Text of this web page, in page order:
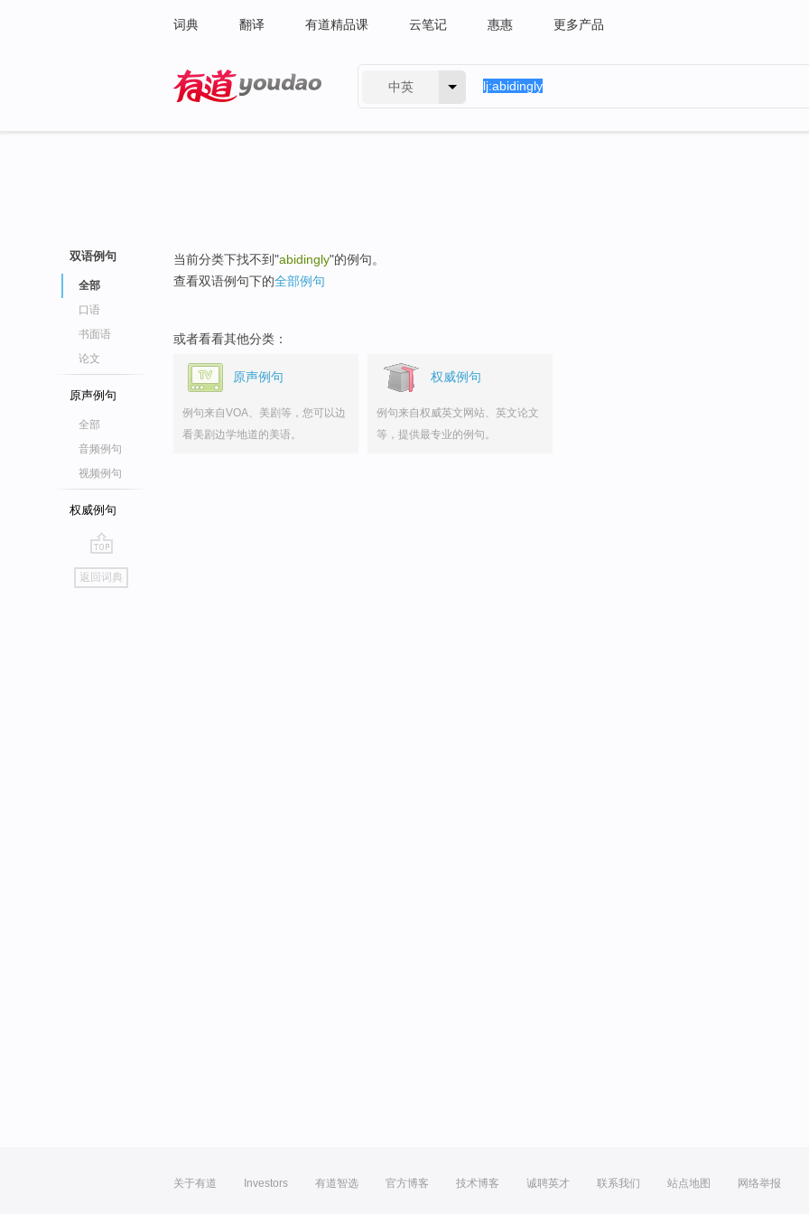
词典 翻译 有道精品课 云笔记 惠惠 更多产品
中英
双语例句
全部
口语
书面语
论文
原声例句
全部
音频例句
视频例句
权威例句
go
top
返回词典
当前分类下找不到"abidingly"的例句。
查看双语例句下的全部例句
或者看看其他分类：
原声例句
例句来自VOA、美剧等，您可以边
看美剧边学地道的美语。
权威例句
例句来自权威英文网站、英文论文
等，提供最专业的例句。
关于有道 Investors 有道智选 官方博客 技术博客 诚聘英才 联系我们 站点地图 网络举报